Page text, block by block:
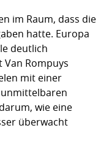
im Raum, dass die
hatte. Europa
deutlich
Van Rompuys
mit einer
wie eine
überwacht